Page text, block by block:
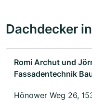
Dachdecker
Romi Archut und
Fassadentechnik
Hönower Weg 26,